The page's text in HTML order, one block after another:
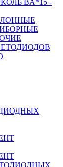
BA*15 -